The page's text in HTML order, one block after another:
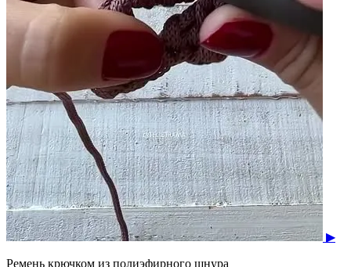
▶
Ремень крючком из полиэфирного шнура